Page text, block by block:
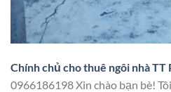
Chính chủ cho thuê ngôi nhà TT
0966186198 Xin chào bạn bè!